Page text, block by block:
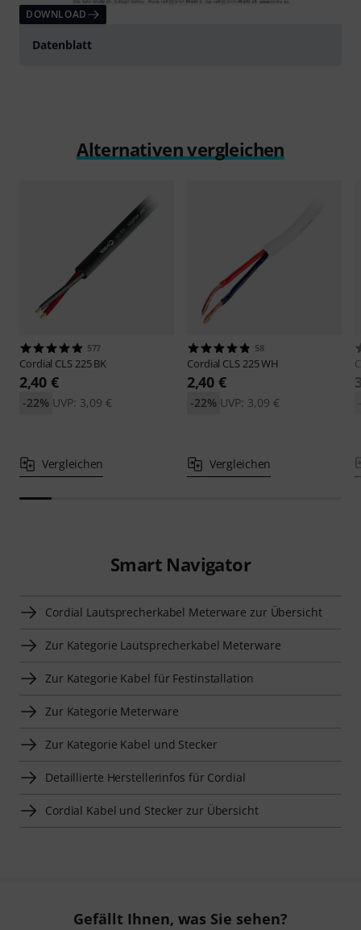
DOWNLOAD
Datenblatt
Alternativen vergleichen
577
Cordial CLS 225 BK
2,40 €
UVP: 3,09 €
-22%
Vergleichen
58
Cordial CLS 225 WH
2,40 €
UVP: 3,09 €
-22%
Vergleichen
Smart Navigator
Cordial Lautsprecherkabel Meterware zur Übersicht
Zur Kategorie Lautsprecherkabel Meterware
Zur Kategorie Kabel für Festinstallation
Zur Kategorie Meterware
Zur Kategorie Kabel und Stecker
Detaillierte Herstellerinfos für Cordial
Cordial Kabel und Stecker zur Übersicht
Gefällt Ihnen, was Sie sehen?